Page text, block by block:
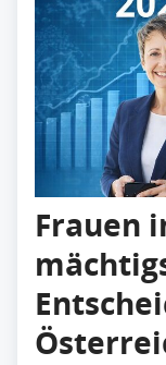
Frauen